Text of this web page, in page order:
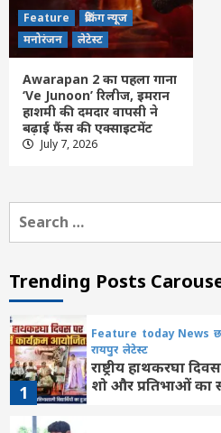
Feature
ब्रेकिंग न्यूज
मनोरंजन
लेटेस्ट
Awarapan 2 का पहला गाना
‘Ve Junoon’ रिलीज, इमरान
हाशमी की दमदार वापसी ने
बढ़ाई फैंस की एक्साइटमेंट
July 7, 2026
Search
for:
Trending Posts
5
Feature छत्तीसगढ़
राजधानी में सट्टा और
बेलगाम, कार्रवाई के
Feature छत्तीसगढ़
साय सरकार के प्रयासों
7
ब्यूटीपार्लर में कथित
जांच: अभिषेक तिवारी
1
Feature today News
रायपुर लेटेस्ट
राष्ट्रीय हाथकरघा
शो और प्रतिभाओं का